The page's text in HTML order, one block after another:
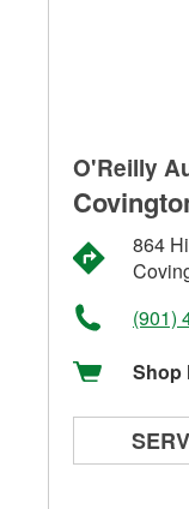
O'Reilly
864
(901)
Shop